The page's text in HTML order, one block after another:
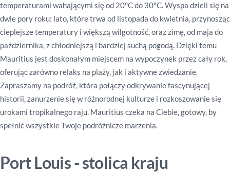
temperaturami wahającymi się od 20°C do 30°C.Wyspa dzieli się na
dwie pory roku: lato, które trwa od listopada do kwietnia, przynosząc
cieplejsze temperatury i większą wilgotność, oraz zimę, od maja do
października, z chłodniejszą i bardziej suchą pogodą. Dzięki temu
Mauritius jest doskonałym miejscem na wypoczynek przez cały rok,
oferując zarówno relaks na plaży, jak i aktywne zwiedzanie.
Zapraszamy na podróż, która połączy odkrywanie fascynującej
historii, zanurzenie się w różnorodnej kulturze i rozkoszowanie się
urokami tropikalnego raju. Mauritius czeka na Ciebie, gotowy, by
spełnić wszystkie Twoje podróżnicze marzenia.
Port Louis- stolica kraju